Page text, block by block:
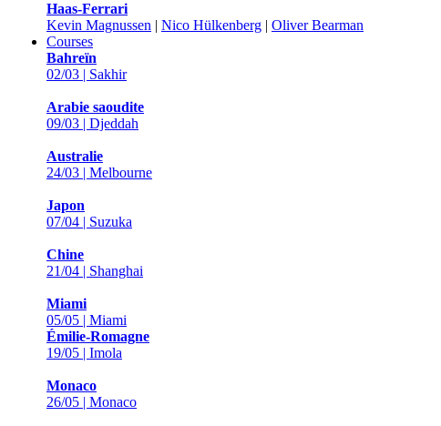
Haas-Ferrari
Kevin Magnussen | Nico Hülkenberg | Oliver Bearman
Courses
Bahreïn
02/03 | Sakhir
Arabie saoudite
09/03 | Djeddah
Australie
24/03 | Melbourne
Japon
07/04 | Suzuka
Chine
21/04 | Shanghai
Miami
05/05 | Miami
Émilie-Romagne
19/05 | Imola
Monaco
26/05 | Monaco